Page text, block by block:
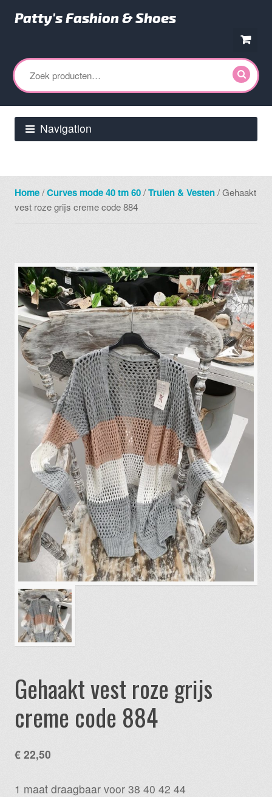
naar
navigatie
naar
de
inhoud
Patty's Fashion & Shoes
Zoeken
naar:
Navigation
Home/Curves mode 40 tm 60/Truien & Vesten/ Gehaakt
vest roze grijs creme code 884
Gehaakt vest roze grijs
creme code 884
€ 22,50
1 maat draagbaar voor 38 40 42 44